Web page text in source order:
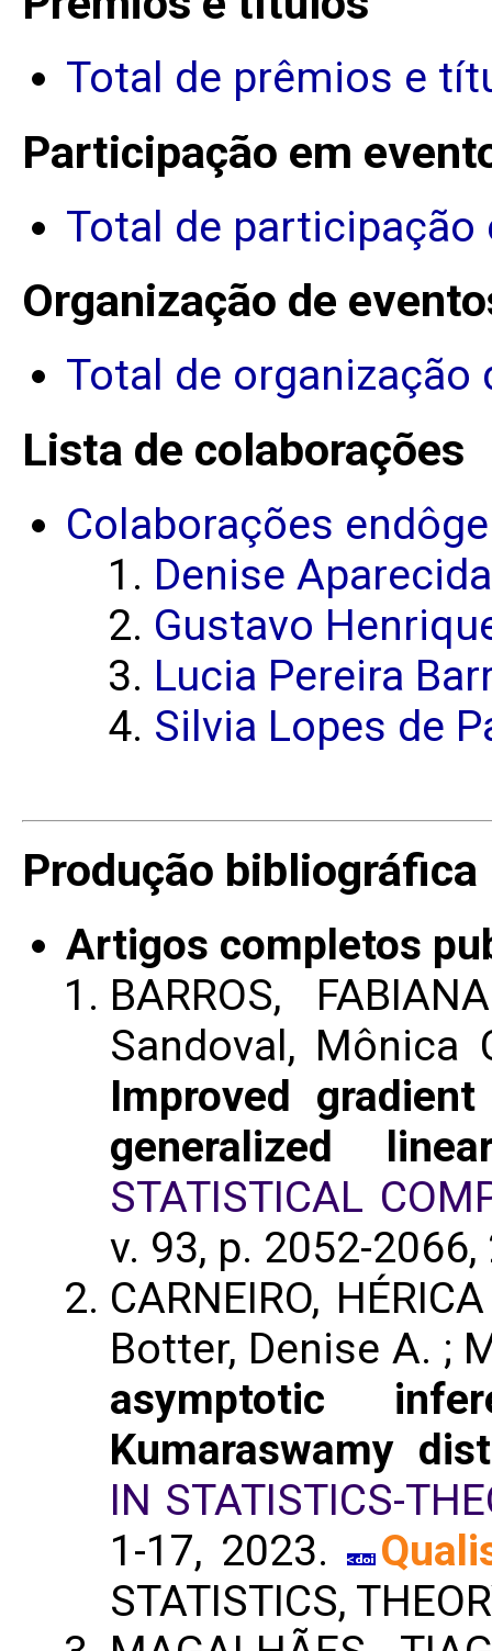
Total de prêmios e
Participação em
Total de participação
Organização de
Total de organização
Lista de colaborações
Colaborações
Denise
Gustavo
Lucia Pereira
Silvia Lopes de
Produção bibliográfica
Artigos completos
BARROS,
Sandoval, Mônica
Improved
generalized
STATISTICAL
v. 93, p. 2052-
CARNEIRO,
Botter, Denise A. ;
asymptotic
Kumaraswamy
IN STATISTICS-
1-17, 2023.
STATISTICS,